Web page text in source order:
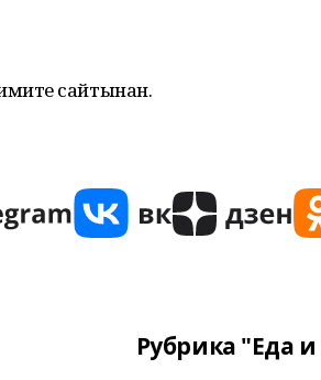
сайтынан.
Рубрика "Еда